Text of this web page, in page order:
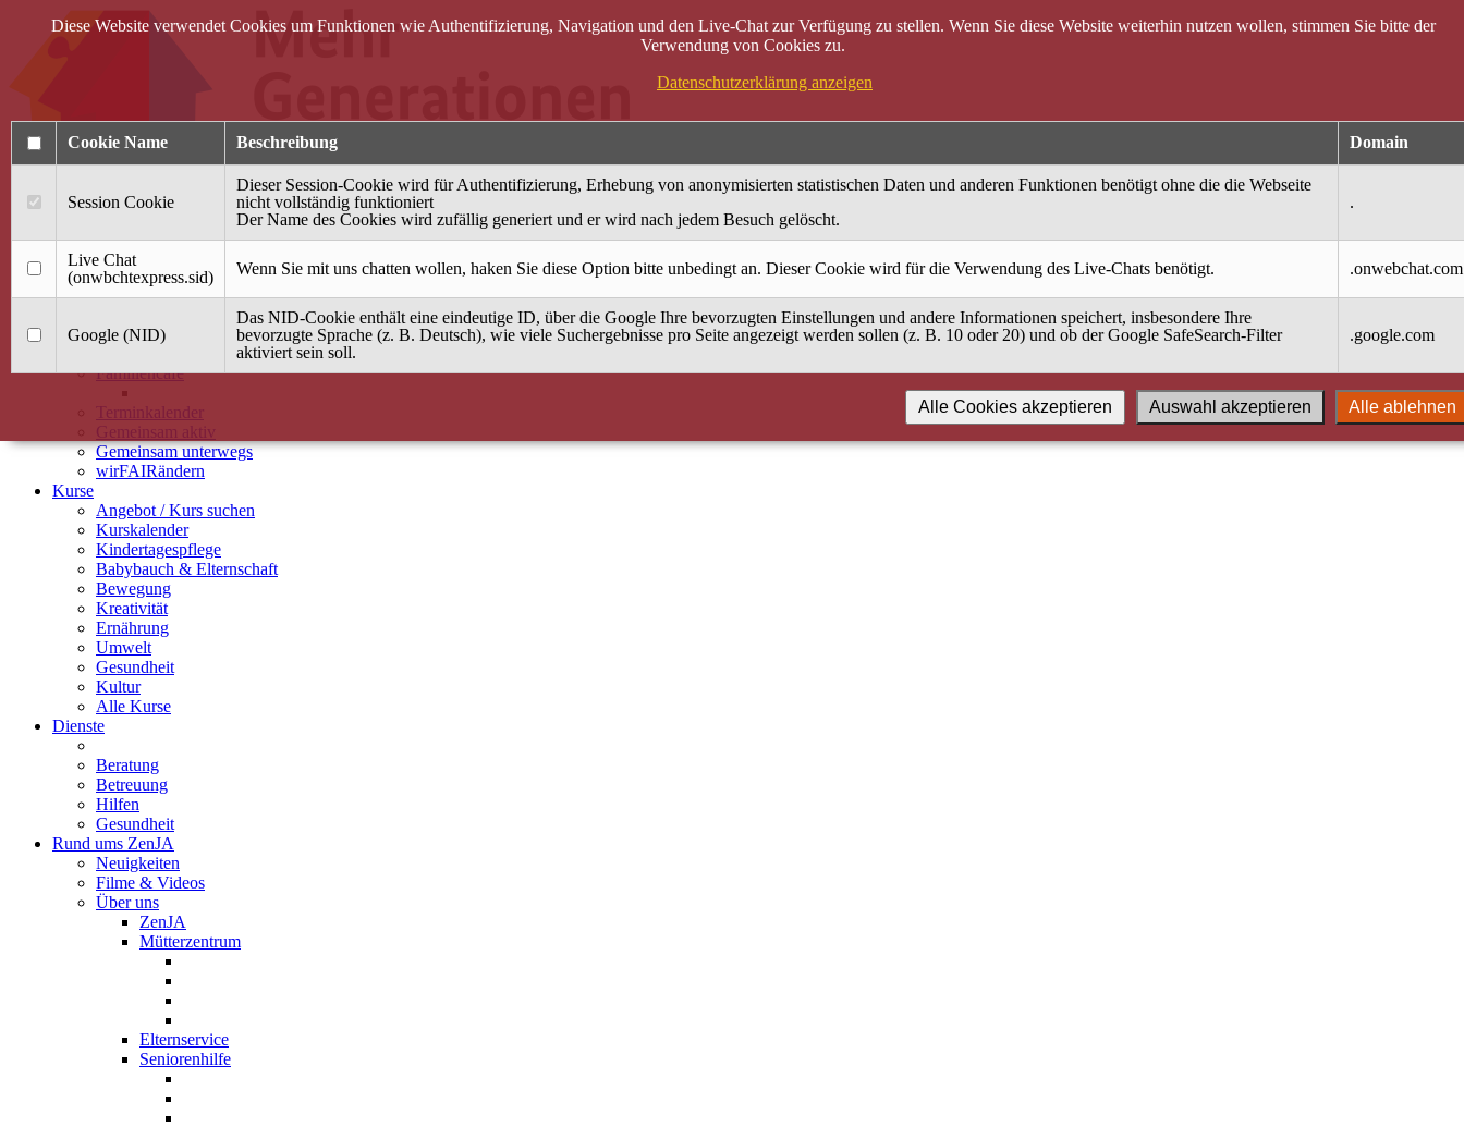
Anmelden
Startseite
Treffpunkt Jung & Alt
40 Jahre Mütterzentrum
Familiencafé
Terminkalender
Gemeinsam aktiv
Gemeinsam unterwegs
wirFAIRändern
Kurse
Angebot / Kurs suchen
Kurskalender
Kindertagespflege
Babybauch & Elternschaft
Bewegung
Kreativität
Ernährung
Umwelt
Gesundheit
Kultur
Alle Kurse
Dienste
Beratung
Betreuung
Hilfen
Gesundheit
Rund ums ZenJA
Neuigkeiten
Filme & Videos
Über uns
ZenJA
Mütterzentrum
Elternservice
Seniorenhilfe
Diese Website verwendet Cookies um Funktionen wie Authentifizierung, Navigation und den Live-Chat zur Verfügung zu stellen. Wenn Sie diese Website weiterhin nutzen wollen, stimmen Sie bitte der
Verwendung von Cookies zu.
Datenschutzerklärung anzeigen
Cookie Name Beschreibung Domain
Session Cookie
Dieser Session-Cookie wird für Authentifizierung, Erhebung von anonymisierten statistischen Daten und anderen Funktionen benötigt ohne die die Webseite
nicht vollständig funktioniert
Der Name des Cookies wird zufällig generiert und er wird nach jedem Besuch gelöscht.
.
Live Chat
(onwbchtexpress.sid)
Wenn Sie mit uns chatten wollen, haken Sie diese Option bitte unbedingt an. Dieser Cookie wird für die Verwendung des Live-Chats benötigt. .onwebchat.com
Google (NID)
Das NID-Cookie enthält eine eindeutige ID, über die Google Ihre bevorzugten Einstellungen und andere Informationen speichert, insbesondere Ihre
bevorzugte Sprache (z. B. Deutsch), wie viele Suchergebnisse pro Seite angezeigt werden sollen (z. B. 10 oder 20) und ob der Google SafeSearch-Filter
aktiviert sein soll.
.google.com
Alle ablehnen
Auswahl akzeptieren
Alle Cookies akzeptieren